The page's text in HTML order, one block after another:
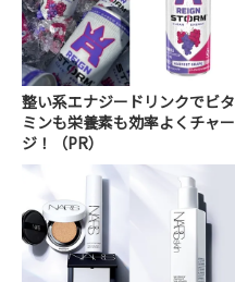
整い系エナジードリンクでビタ
ミンも栄養素も効率よくチャー
ジ！（PR）